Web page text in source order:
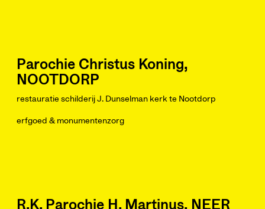
Parochie Christus Koning,
NOOTDORP
restauratie schilderij J. Dunselman kerk te Nootdorp
erfgoed & monumentenzorg
R.K. Parochie H. Martinus, NEER